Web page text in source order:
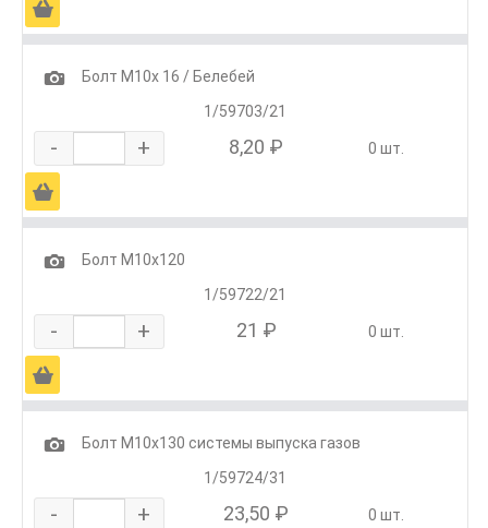
Ä
1
Болт М10х 16 / Белебей
1/59703/21
- + 8,20 ₽ 0 шт.
Ä
1
Болт М10х120
1/59722/21
- + 21 ₽ 0 шт.
Ä
1
Болт М10х130 системы выпуска газов
1/59724/31
- + 23,50 ₽ 0 шт.